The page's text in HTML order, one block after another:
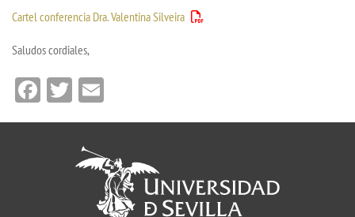
Cartel conferencia Dra. Valentina Silveira
Saludos cordiales,
Facebook
Twitter